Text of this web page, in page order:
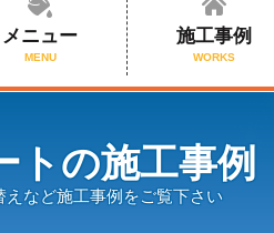
メニュー
MENU
施工事例
WORKS
トの施工事例
など施工事例をご覧下さい